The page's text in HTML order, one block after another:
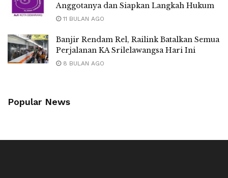
Anggotanya dan Siapkan Langkah Hukum
11 BULAN AGO
Banjir Rendam Rel, Railink Batalkan Semua
Perjalanan KA Srilelawangsa Hari Ini
8 BULAN AGO
Popular News